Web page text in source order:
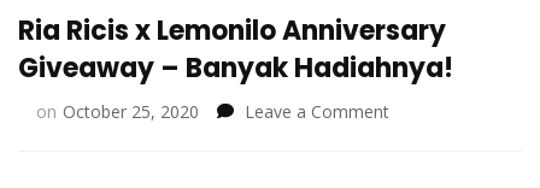
Ria Ricis x Lemonilo Anniversary
Giveaway – Banyak Hadiahnya!
on October 25, 2020 Leave a Commenton